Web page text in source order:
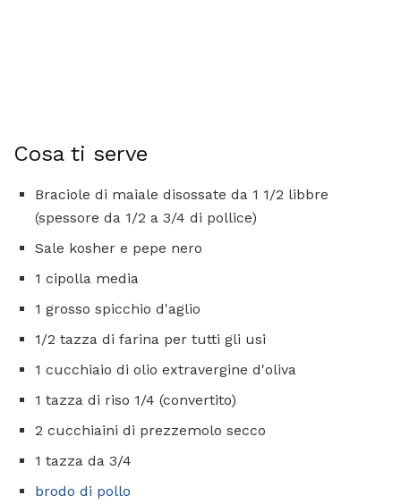
Cosa ti serve
Braciole di maiale disossate da 1 1/2 libbre
(spessore da 1/2 a 3/4 di pollice)
Sale kosher e pepe nero
1 cipolla media
1 grosso spicchio d'aglio
1/2 tazza di farina per tutti gli usi
1 cucchiaio di olio extravergine d'oliva
1 tazza di riso 1/4 (convertito)
2 cucchiaini di prezzemolo secco
1 tazza da 3/4
brodo di pollo